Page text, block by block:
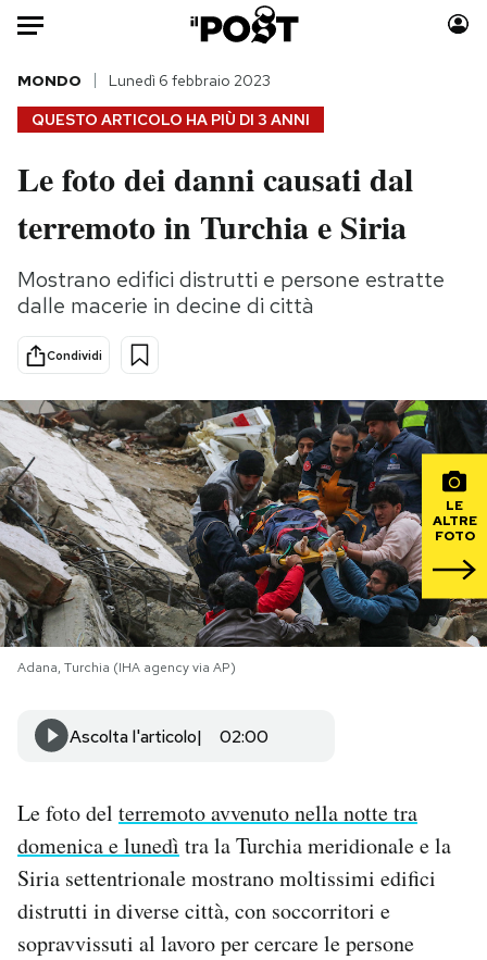
Auto
HOME
Italia
Politica
Tecnologia
Internet
Scienza
Cultura
Economia
Sport
Moda
Consumismi
Storie/Idee
Ok Boomer!
Altrecose
Mondiali calcio 2026
PODCAST
NEWSLETTER
I MIEI PREFERITI
SHOP
CALENDARIO
AREA PERSONALE
Area Personale
QUESTO ARTICOLO HA PIÙ DI 3 ANNI
MONDO Lunedì 6 febbraio 2023
Le foto dei danni causati dal
terremoto in Turchia e Siria
Mostrano edifici distrutti e persone estratte
dalle macerie in decine di città
Condividi
LE
ALTRE
FOTO
Adana, Turchia (IHA agency via AP)
Ascolta l'articolo 02:00
Le foto del terremoto avvenuto nella notte tra
domenica e lunedì tra la Turchia meridionale e la
Siria settentrionale mostrano moltissimi edifici
distrutti in diverse città, con soccorritori e
sopravvissuti al lavoro per cercare le persone